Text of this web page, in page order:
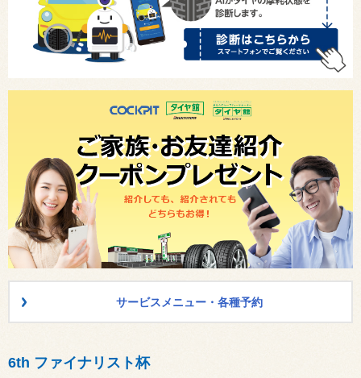
サービスメニュー・各種予約
6th ファイナリスト杯